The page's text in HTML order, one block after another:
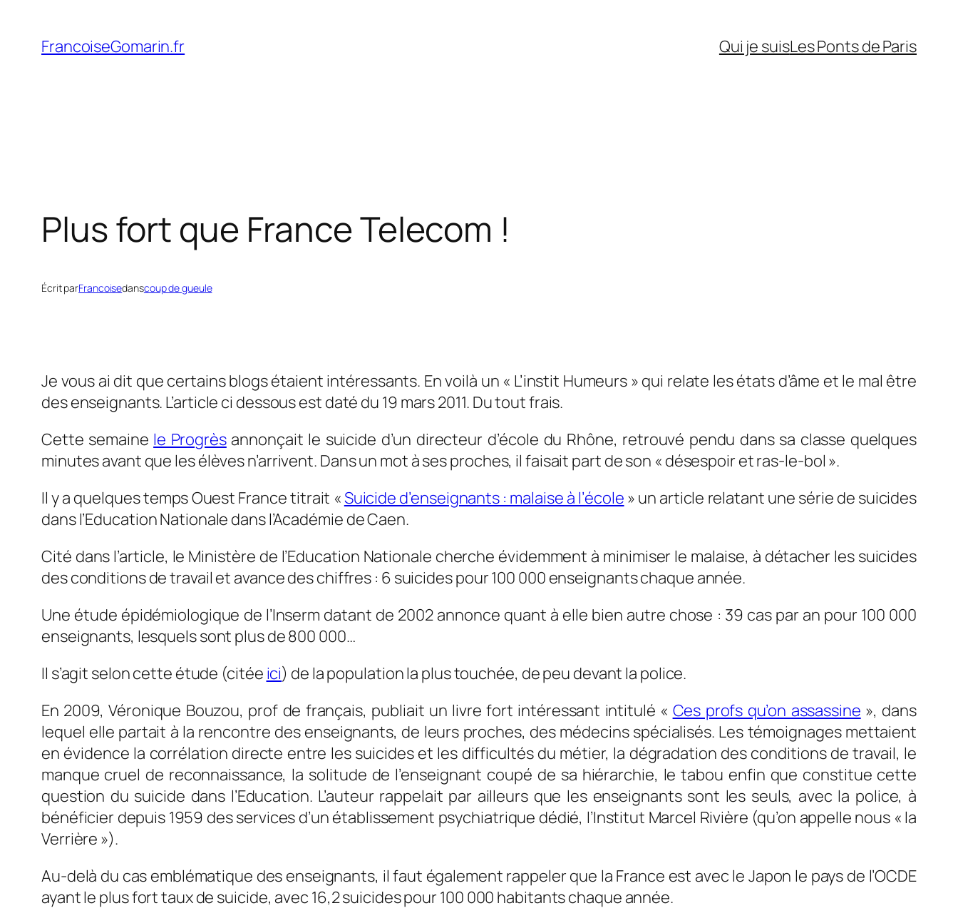
contenu
FrancoiseGomarin.fr Qui je suisLes Ponts de Paris
Plus fort que France Telecom !
Écrit parFrancoisedanscoup de gueule
Je vous ai dit que certains blogs étaient intéressants. En voilà un « L’instit Humeurs » qui relate les états d’âme et le mal être
des enseignants. L’article ci dessous est daté du 19 mars 2011. Du tout frais.
Cette semaine le Progrèsannonçait le suicide d’un directeur d’école du Rhône, retrouvé pendu dans sa classe quelques
minutes avant que les élèves n’arrivent. Dans un mot à ses proches, il faisait part de son « désespoir et ras-le-bol ».
Il y a quelques temps Ouest France titrait «Suicide d’enseignants : malaise à l’école » un article relatant une série de suicides
dans l’Education Nationale dans l’Académie de Caen.
Cité dans l’article, le Ministère de l’Education Nationale cherche évidemment à minimiser le malaise, à détacher les suicides
des conditions de travail et avance des chiffres : 6 suicides pour 100 000 enseignants chaque année.
Une étude épidémiologique de l’Inserm datant de 2002 annonce quant à elle bien autre chose : 39 cas par an pour 100 000
enseignants, lesquels sont plus de 800 000…
Il s’agit selon cette étude (citée ici) de la population la plus touchée, de peu devant la police.
En 2009, Véronique Bouzou, prof de français, publiait un livre fort intéressant intitulé « Ces profs qu’on assassine », dans
lequel elle partait à la rencontre des enseignants, de leurs proches, des médecins spécialisés. Les témoignages mettaient
en évidence la corrélation directe entre les suicides et les difficultés du métier, la dégradation des conditions de travail, le
manque cruel de reconnaissance, la solitude de l’enseignant coupé de sa hiérarchie, le tabou enfin que constitue cette
question du suicide dans l’Education. L’auteur rappelait par ailleurs que les enseignants sont les seuls, avec la police, à
bénéficier depuis 1959 des services d’un établissement psychiatrique dédié, l’Institut Marcel Rivière (qu’on appelle nous « la
Verrière »).
Au-delà du cas emblématique des enseignants, il faut également rappeler que la France est avec le Japon le pays de l’OCDE
ayant le plus fort taux de suicide, avec 16,2 suicides pour 100 000 habitants chaque année.